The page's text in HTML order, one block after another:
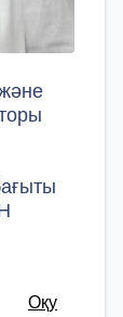
Оқу